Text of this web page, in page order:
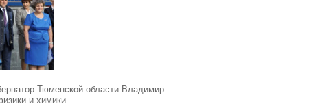
Тюменской области Владимир
и химики.